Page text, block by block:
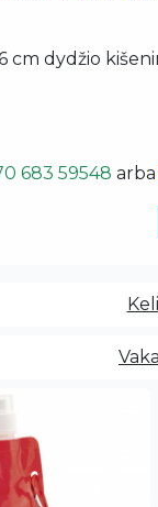
cm dydžio
683 59548 arba